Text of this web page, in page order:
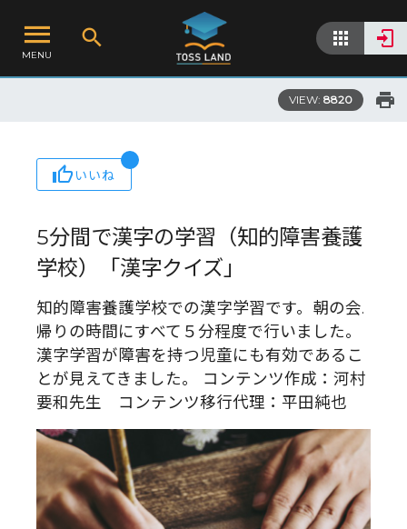
MENU
VIEW: 8820
いいね
5分間で漢字の学習（知的障害養護
学校）「漢字クイズ」
知的障害養護学校での漢字学習です。朝の会.
帰りの時間にすべて５分程度で行いました。
漢字学習が障害を持つ児童にも有効であるこ
とが見えてきました。 コンテンツ作成：河村
要和先生 コンテンツ移行代理：平田純也